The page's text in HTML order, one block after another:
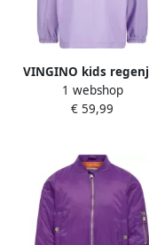
VINGINO kids
Thyfoon lila Paars
Polypropyleen
1 webshop
€ 59,99